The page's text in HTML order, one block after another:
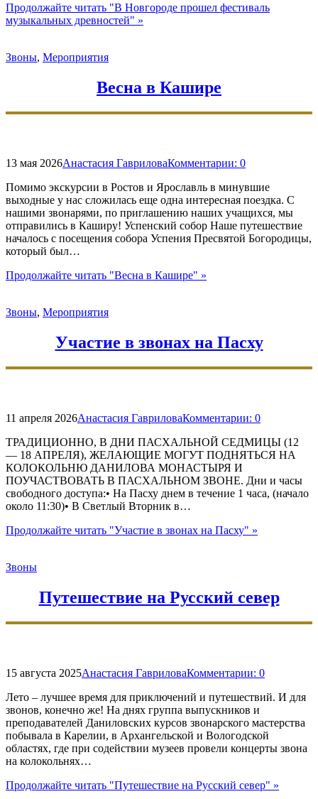
Продолжайте читать "В Новгороде прошел фестиваль
музыкальных древностей" »
Звоны, Мероприятия
Весна в Кашире
13 мая 2026Анастасия ГавриловаКомментарии: 0
Помимо экскурсии в Ростов и Ярославль в минувшие
выходные у нас сложилась еще одна интересная поездка. С
нашими звонарями, по приглашению наших учащихся, мы
отправились в Каширу! Успенский собор Наше путешествие
началось с посещения собора Успения Пресвятой Богородицы,
который был…
Продолжайте читать "Весна в Кашире" »
Звоны, Мероприятия
Участие в звонах на Пасху
11 апреля 2026Анастасия ГавриловаКомментарии: 0
ТРАДИЦИОННО, В ДНИ ПАСХАЛЬНОЙ СЕДМИЦЫ (12
— 18 АПРЕЛЯ), ЖЕЛАЮЩИЕ МОГУТ ПОДНЯТЬСЯ НА
КОЛОКОЛЬНЮ ДАНИЛОВА МОНАСТЫРЯ И
ПОУЧАСТВОВАТЬ В ПАСХАЛЬНОМ ЗВОНЕ. Дни и часы
свободного доступа:• На Пасху днем в течение 1 часа, (начало
около 11:30)• В Светлый Вторник в…
Продолжайте читать "Участие в звонах на Пасху" »
Звоны
Путешествие на Русский север
15 августа 2025Анастасия ГавриловаКомментарии: 0
Лето – лучшее время для приключений и путешествий. И для
звонов, конечно же! На днях группа выпускников и
преподавателей Даниловских курсов звонарского мастерства
побывала в Карелии, в Архангельской и Вологодской
областях, где при содействии музеев провели концерты звона
на колокольнях…
Продолжайте читать "Путешествие на Русский север" »